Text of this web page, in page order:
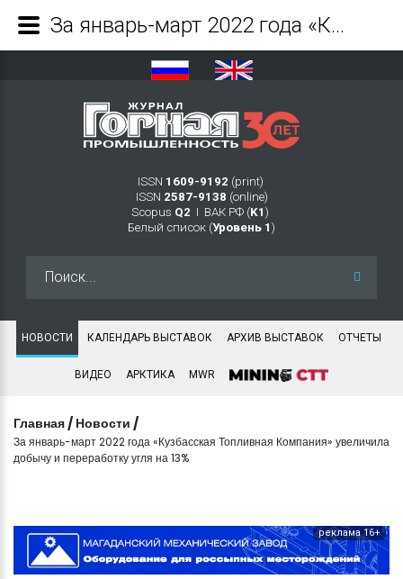
ISSN 1609-9192 (print)
ISSN 2587-9138 (online)
Scopus Q2 Ι ВАК РФ (K1 )
Белый список (Уровень 1 )
НОВОСТИ КАЛЕНДАРЬ ВЫСТАВОК АРХИВ ВЫСТАВОК ОТЧЕТЫ
ВИДЕО АРКТИКА MWR
Главная / Новости /
За январь-март 2022 года «Кузбасская Топливная Компания» увеличила
добычу и переработку угля на 13%
реклама 16+
За январь-март 2022 года «Кузбасская Топливная Компания» увеличила добычу и переработку угля на 13% - Журнал Горная промышленность